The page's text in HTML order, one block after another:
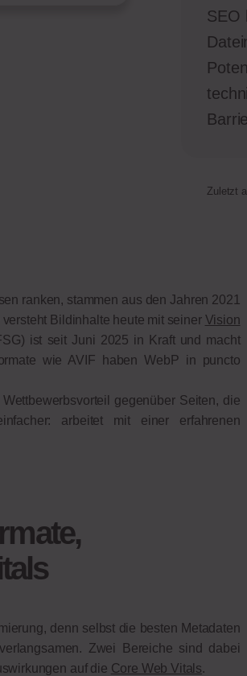
SEO
Zuletzt
ranken, stammen aus den Jahren 2021
Bildinhalte heute mit seiner Vision
ist seit Juni 2025 in Kraft und macht
wie AVIF haben WebP in puncto
gegenüber Seiten, die
arbeitet mit einer erfahrenen
denn selbst die besten Metadaten
Zwei Bereiche sind dabei
auf die Core Web Vitals.